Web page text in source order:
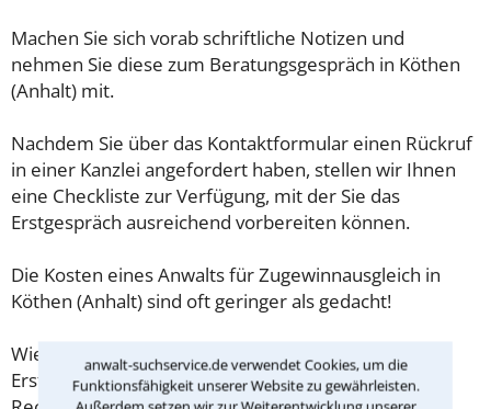
anwalt-suchservice.de verwendet Cookies, um die
Funktionsfähigkeit unserer Website zu gewährleisten.
Machen Sie sich vorab schriftliche Notizen und
nehmen Sie diese zum Beratungsgespräch in Köthen
(Anhalt) mit.
Nachdem Sie über das Kontaktformular einen Rückruf
in einer Kanzlei angefordert haben, stellen wir Ihnen
eine Checkliste zur Verfügung, mit der Sie das
Erstgespräch ausreichend vorbereiten können.
Die Kosten eines Anwalts für Zugewinnausgleich in
Köthen (Anhalt) sind oft geringer als gedacht!
Wieviel ein Rechtsanwalt in Köthen (Anhalt) für eine
Erstberatung verlangen darf, ist in §34 des